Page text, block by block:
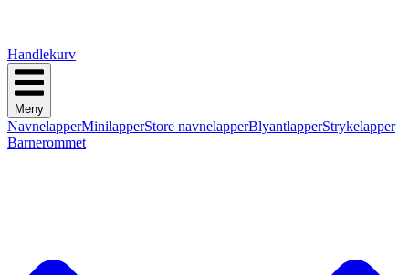
Handlekurv
Meny
NavnelapperMinilapperStore navnelapperBlyantlapperStrykelapper
Barnerommet